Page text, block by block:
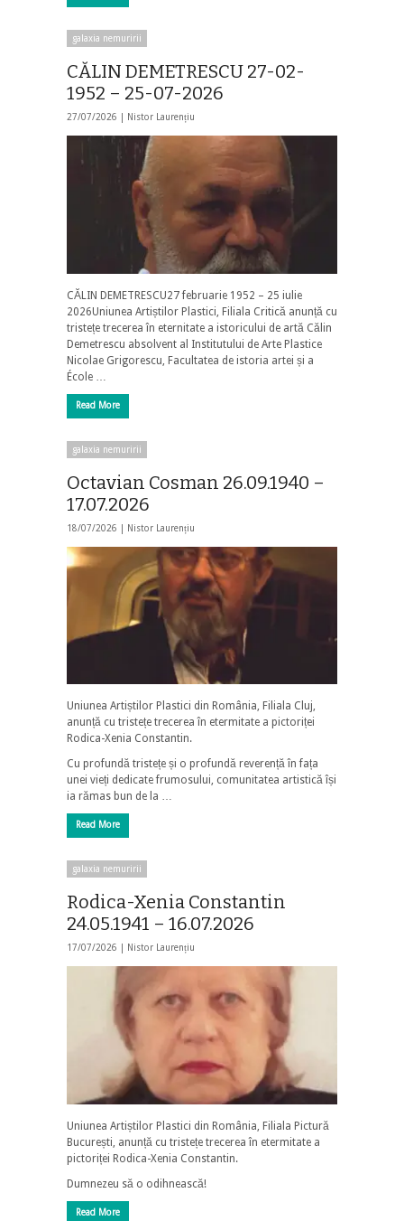
galaxia nemuririi
CĂLIN DEMETRESCU 27-02-
1952 – 25-07-2026
27/07/2026 | Nistor Laurențiu
CĂLIN DEMETRESCU27 februarie 1952 – 25 iulie
2026Uniunea Artiștilor Plastici, Filiala Critică anunță cu
tristețe trecerea în eternitate a istoricului de artă Călin
Demetrescu absolvent al Institutului de Arte Plastice
Nicolae Grigorescu, Facultatea de istoria artei și a
École …
Read More
galaxia nemuririi
Octavian Cosman 26.09.1940 –
17.07.2026
18/07/2026 | Nistor Laurențiu
Uniunea Artiștilor Plastici din România, Filiala Cluj,
anunță cu tristețe trecerea în etermitate a pictoriței
Rodica-Xenia Constantin.
Cu profundă tristețe și o profundă reverență în fața
unei vieți dedicate frumosului, comunitatea artistică își
ia rămas bun de la …
Read More
galaxia nemuririi
Rodica-Xenia Constantin
24.05.1941 – 16.07.2026
17/07/2026 | Nistor Laurențiu
Uniunea Artiștilor Plastici din România, Filiala Pictură
București, anunță cu tristețe trecerea în etermitate a
pictoriței Rodica-Xenia Constantin.
Dumnezeu să o odihnească!
Read More